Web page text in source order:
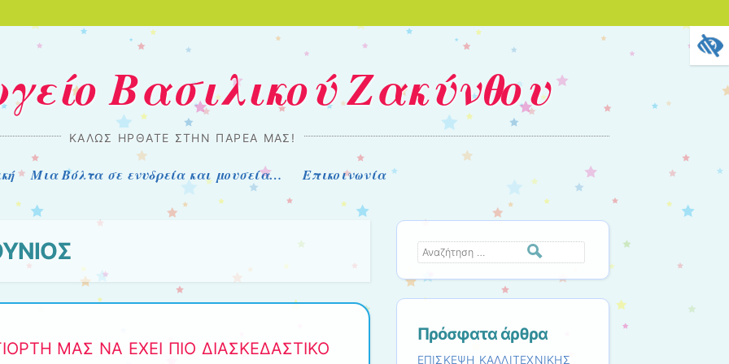
Βασιλικού Ζακύνθου
ΚΑΛΏΣ ΉΡΘΑΤΕ ΣΤΗΝ ΠΑΡΈΑ ΜΑΣ!
Μια Βόλτα σε ενυδρεία και μουσεία… Επικοινωνία
ΜΑΣ ΝΑ ΕΧΕΙ ΠΙΟ ΔΙΑΣΚΕΔΑΣΤΙΚΟ
Αναζήτηση
Πρόσφατα άρθρα
ΕΠΙΣΚΕΨΗ ΚΑΛΛΙΤΕΧΝΙΚΗΣ